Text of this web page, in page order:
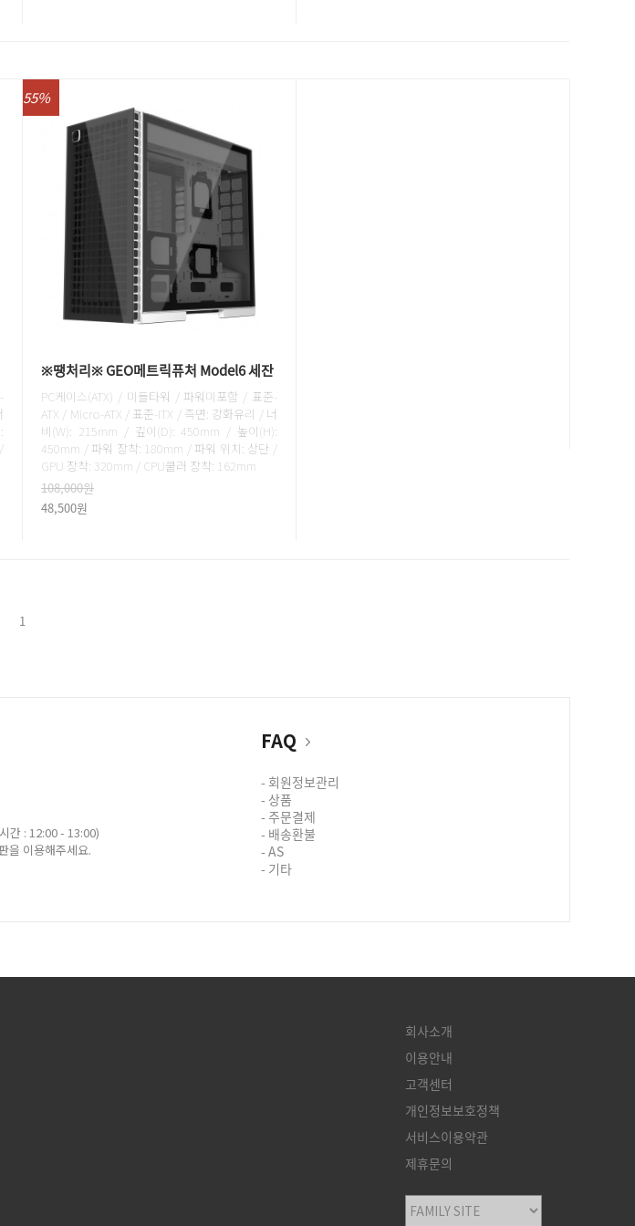
※땡처리※ GEO메트릭퓨처 Model6 세잔
PC케이스(ATX) / 미들타워 / 파워미포함 / 표준-
ATX / Micro-ATX / 표준-ITX / 측면: 강화유리 / 너
비(W): 215mm / 깊이(D): 450mm / 높이(H):
450mm / 파워 장착: 180mm / 파워 위치: 상단 /
GPU 장착: 320mm / CPU쿨러 장착: 162mm
108,000원
48,500원
55%
1
간 : 12:00 - 13:00)
을 이용해주세요.
FAQ
- 회원정보관리
- 상품
- 주문결제
- 배송환불
- AS
- 기타
회사소개
이용안내
고객센터
개인정보보호정책
서비스이용약관
제휴문의